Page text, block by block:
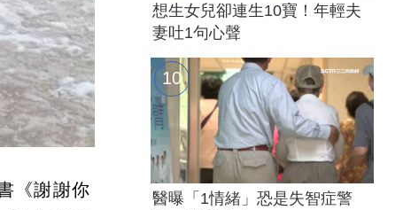
《謝謝你
想生女兒卻連生10寶！年輕夫
妻吐1句心聲
醫曝「1情緒」恐是失智症警